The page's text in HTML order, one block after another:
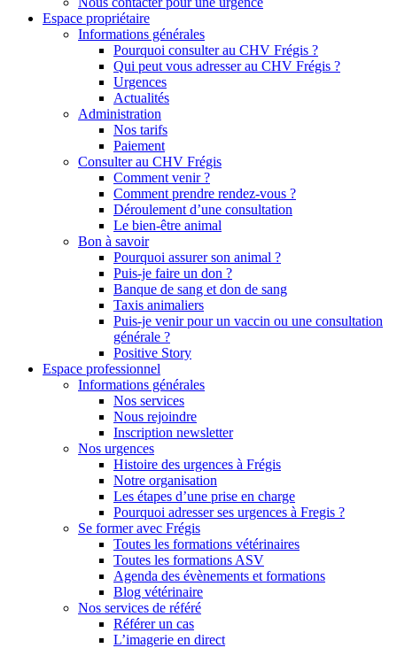
Espace propriétaire
Informations générales
Pourquoi consulter au CHV Frégis ?
Qui peut vous adresser au CHV Frégis ?
Urgences
Actualités
Administration
Nos tarifs
Paiement
Consulter au CHV Frégis
Comment venir ?
Comment prendre rendez-vous ?
Déroulement d’une consultation
Le bien-être animal
Bon à savoir
Pourquoi assurer son animal ?
Puis-je faire un don ?
Banque de sang et don de sang
Taxis animaliers
Puis-je venir pour un vaccin ou une consultation
générale ?
Positive Story
Espace professionnel
Informations générales
Nos services
Nous rejoindre
Inscription newsletter
Nos urgences
Histoire des urgences à Frégis
Notre organisation
Les étapes d’une prise en charge
Pourquoi adresser ses urgences à Fregis ?
Se former avec Frégis
Toutes les formations vétérinaires
Toutes les formations ASV
Agenda des évènements et formations
Blog vétérinaire
Nos services de référé
Référer un cas
L’imagerie en direct